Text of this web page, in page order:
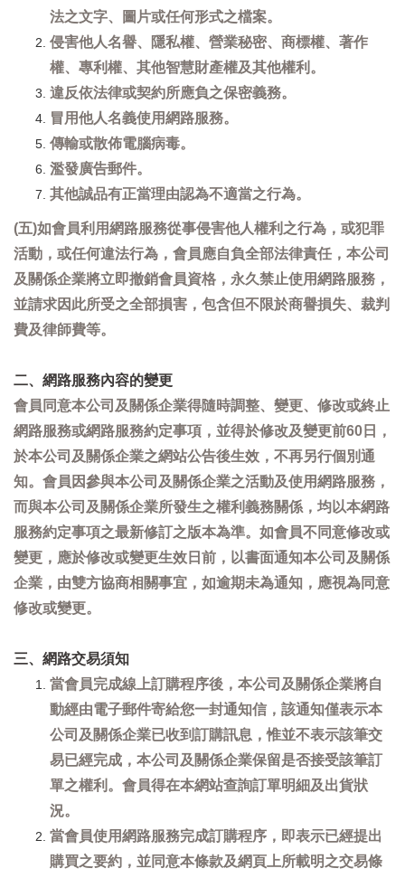
法之文字、圖片或任何形式之檔案。
侵害他人名譽、隱私權、營業秘密、商標權、著作
權、專利權、其他智慧財產權及其他權利。
違反依法律或契約所應負之保密義務。
冒用他人名義使用網路服務。
傳輸或散佈電腦病毒。
濫發廣告郵件。
其他誠品有正當理由認為不適當之行為。
(五)如會員利用網路服務從事侵害他人權利之行為，或犯罪
活動，或任何違法行為，會員應自負全部法律責任，本公司
及關係企業將立即撤銷會員資格，永久禁止使用網路服務，
並請求因此所受之全部損害，包含但不限於商譽損失、裁判
費及律師費等。
二、網路服務內容的變更
會員同意本公司及關係企業得隨時調整、變更、修改或終止
網路服務或網路服務約定事項，並得於修改及變更前60日，
於本公司及關係企業之網站公告後生效，不再另行個別通
知。會員因參與本公司及關係企業之活動及使用網路服務，
而與本公司及關係企業所發生之權利義務關係，均以本網路
服務約定事項之最新修訂之版本為準。如會員不同意修改或
變更，應於修改或變更生效日前，以書面通知本公司及關係
企業，由雙方協商相關事宜，如逾期未為通知，應視為同意
修改或變更。
三、網路交易須知
當會員完成線上訂購程序後，本公司及關係企業將自
動經由電子郵件寄給您一封通知信，該通知僅表示本
公司及關係企業已收到訂購訊息，惟並不表示該筆交
易已經完成，本公司及關係企業保留是否接受該筆訂
單之權利。會員得在本網站查詢訂單明細及出貨狀
況。
當會員使用網路服務完成訂購程序，即表示已經提出
購買之要約，並同意本條款及網頁上所載明之交易條